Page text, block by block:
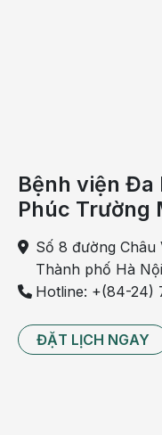
- Chặn đứng biến
vận động khuỷu
Bệnh viện Đa
Phúc Trường
Số 8 đường Châu
Thành phố Hà
Hotline: +(84-24)
ĐẶT LỊCH NGAY